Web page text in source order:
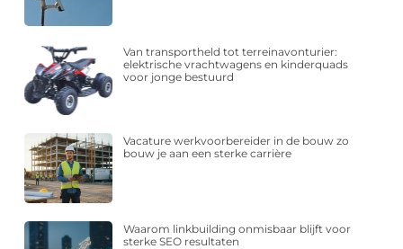
Van transportheld tot terreinavonturier:
elektrische vrachtwagens en kinderquads
voor jonge bestuurd
Vacature werkvoorbereider in de bouw zo
bouw je aan een sterke carrière
Waarom linkbuilding onmisbaar blijft voor
sterke SEO resultaten